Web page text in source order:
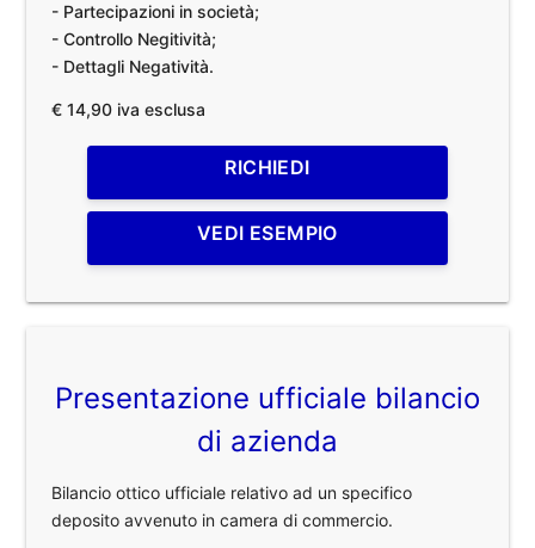
- Partecipazioni in società;
- Controllo Negitività;
- Dettagli Negatività.
€ 14,90 iva esclusa
RICHIEDI
VEDI ESEMPIO
Presentazione ufficiale bilancio
di azienda
Bilancio ottico ufficiale relativo ad un specifico
deposito avvenuto in camera di commercio.